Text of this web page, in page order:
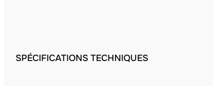
SPÉCIFICATIONS TECHNIQUES